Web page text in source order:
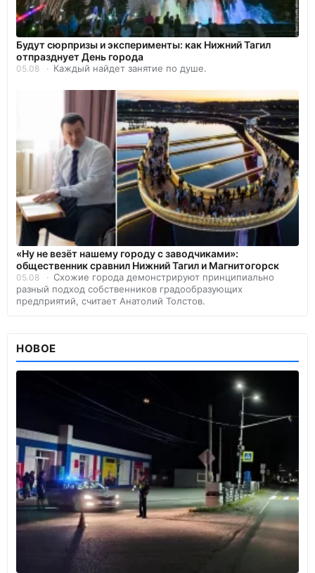
Будут сюрпризы и эксперименты: как Нижний Тагил
отпразднует День города
05.08 Каждый найдет занятие по душе.
«Ну не везёт нашему городу с заводчиками»:
общественник сравнил Нижний Тагил и Магнитогорск
05.08
Схожие города демонстрируют принципиально
разный подход собственников градообразующих
предприятий, считает Анатолий Толстов.
НОВОЕ